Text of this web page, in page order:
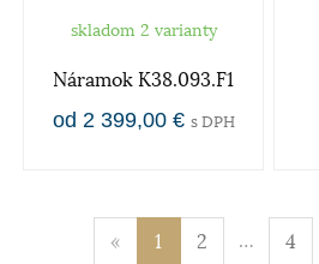
skladom 2 varianty
Náramok K38.093.F1
od 2 399,00 € s DPH
« 1 2 … 4